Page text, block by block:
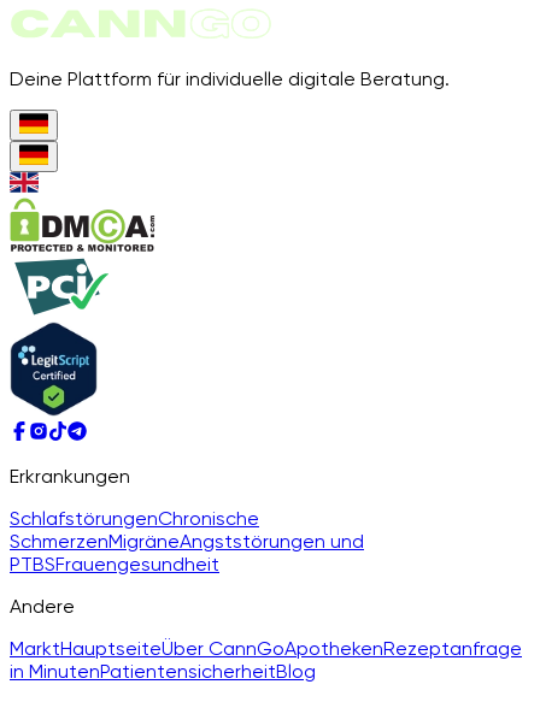
Deine Plattform für individuelle digitale Beratung.
Erkrankungen
SchlafstörungenChronische
SchmerzenMigräneAngststörungen und
PTBSFrauengesundheit
Andere
MarktHauptseiteÜber CannGoApothekenRezeptanfrage
in MinutenPatientensicherheitBlog